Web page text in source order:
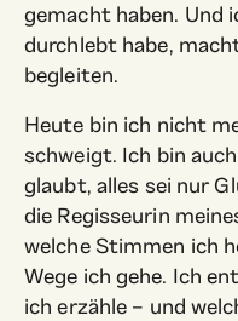
gemacht haben. Und
durchlebt habe,
begleiten.
Heute bin ich nicht
schweigt. Ich bin
glaubt, alles sei nur
die Regisseurin
welche Stimmen ich
Wege ich gehe. Ich
ich erzähle – und